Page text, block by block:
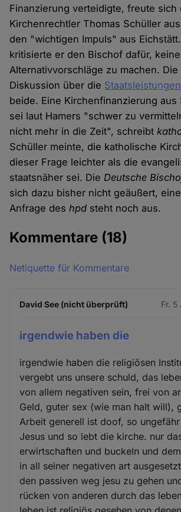
Finanzierung verteidigte, freute sich
Kirchenrechtler Thomas Schüller
den "wichtigen Impuls" aus
kritisierte er den Bischof dafür, keine
Alternativvorschläge zu machen.
Diskussion über die Staatsleistungen
beide. Eine Kirchenfinanzierung aus
sei laut Hamers "schwer zu
nicht mehr in die Zeit", schreibt
Schüller meinte, die katholische
dieser Frage leichter als die
staatsnäher sei. DieDeutsche
sich dazu bisher nicht geäußert,
Anfrage deshpd steht noch aus.
Kommentare (18)
Netiquette für Kommentare
David See (nicht überprüft) Fr. 5
irgendwie haben die
irgendwie haben die religiösen
vergebt uns unsere schuld, das
von allem negativen sein, frei von
Geld, guter sex (wie man halt will),
Arbeit generell ist doof, so
Jesus und so lebt die kirche. nur
erwirtschaften und buckeln und
in all seiner negativen art
den passiven weg jesu zu gehen
rücken von anderen durch das